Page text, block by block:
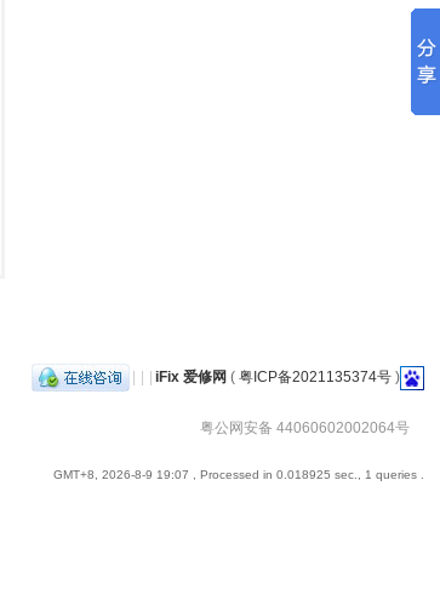
| | | iFix 爱修网 ( 粤ICP备2021135374号)
粤公网安备 44060602002064号
GMT+8, 2026-8-9 19:07 , Processed in 0.018925 sec., 1 queries .